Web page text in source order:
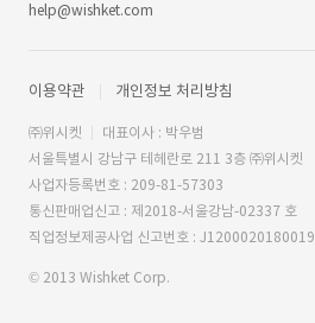
help@wishket.com
이용약관 개인정보 처리방침
㈜위시켓
대표이사 : 박우범
서울특별시 강남구 테헤란로 211 3층 ㈜위시켓
사업자등록번호 : 209-81-57303
통신판매업신고 : 제2018-서울강남-02337 호
직업정보제공사업 신고번호 : J1200020180019
© 2013 Wishket Corp.